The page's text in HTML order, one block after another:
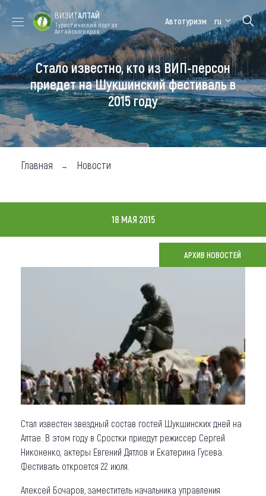
Форум VISIT
ALTAI
Цветение
маральника
Медицинский
форум
Алтайская
зимовка
Туры
Где побывать
Чем заняться
Карта
Что привезти (сувениры)
Коллекция впечатлений
Другие рубрики
ВИЗИТАЛТАЙ
Туристический портал
Алтайского края
Автотуризм ru
Стало известно, кто из ВИП-персон
приедет на Шукшинский фестиваль в
2015 году
Главная Новости
18 МАЯ 2015
АРХИВ НОВОСТЕЙ
Стал известен звездный состав гостей Шукшинских дней на
Алтае. В этом году в Сростки приедут режиссер Сергей
Никоненко, актеры Евгений Дятлов и Екатерина Гусева.
Фестиваль откроется 22 июля.
Алексей Бочаров, заместитель начальника управления